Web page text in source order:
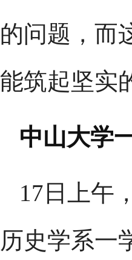
的问题，而
能筑起坚实
中山大学
17日上午
历史学系一